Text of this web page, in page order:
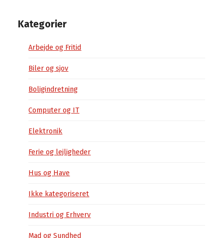
Kategorier
Arbejde og Fritid
Biler og sjov
Boligindretning
Computer og IT
Elektronik
Ferie og lejligheder
Hus og Have
Ikke kategoriseret
Industri og Erhverv
Mad og Sundhed